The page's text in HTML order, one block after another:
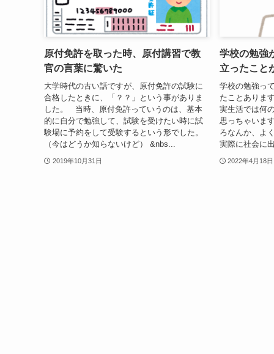
原付免許を取った時、原付講習で教
官の言葉に驚いた
大学時代の古い話ですが、原付免許の試験に
合格したときに、「？？」という事がありま
した。 当時、原付免許っていうのは、基本
的に自分で勉強して、試験を受けたい時に試
験場に予約をして受験するという形でした。
（今はどうか知らないけど） &nbs...
2019年10月31日
学校の勉強
立ったこと
学校の勉強っ
たことありま
実生活では何
思っちゃいま
ろなんか、よ
実際に社会に
2022年4月18日